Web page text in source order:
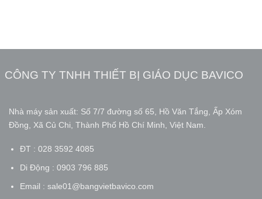
CÔNG TY TNHH THIẾT BỊ GIÁO DỤC BAVICO
Nhà máy sản xuất: Số 7/7 đường số 65, Hồ Văn Tắng, Ấp Xóm
Đồng, Xã Củ Chi, Thành Phố Hồ Chí Minh, Việt Nam.
ĐT : 028 3592 4085
Di Động : 0903 796 885
Email : sale01@bangvietbavico.com